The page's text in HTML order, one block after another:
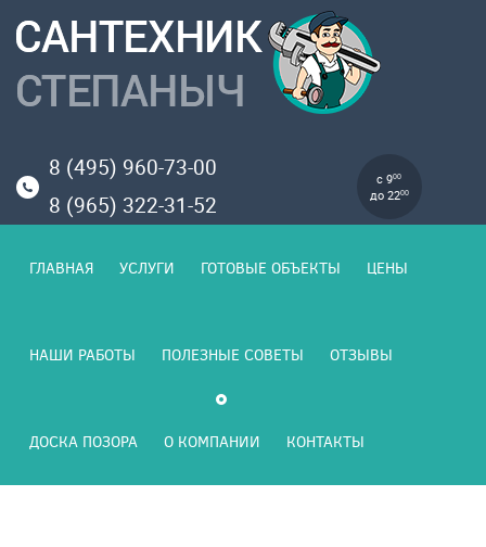
8 (495) 960-73-00
8 (965) 322-31-52
с 900
до 2200
ГЛАВНАЯ УСЛУГИ ГОТОВЫЕ ОБЪЕКТЫ ЦЕНЫ
НАШИ РАБОТЫ ПОЛЕЗНЫЕ СОВЕТЫ ОТЗЫВЫ
ДОСКА ПОЗОРА О КОМПАНИИ КОНТАКТЫ